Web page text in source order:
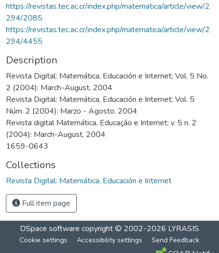
https://revistas.tec.ac.cr/index.php/matematica/article/view/2
294/2085
https://revistas.tec.ac.cr/index.php/matematica/article/view/2
294/4455
Description
Revista Digital: Matemática, Educación e Internet; Vol. 5 No.
2 (2004): March-August, 2004
Revista Digital: Matemática, Educación e Internet; Vol. 5
Núm. 2 (2004): Marzo - Agosto. 2004
Revista digital Matemática, Educação e Internet; v. 5 n. 2
(2004): March-August, 2004
1659-0643
Collections
Revista Digital: Matemática, Educación e Internet
Full item page
DSpace software copyright © 2002-2026 LYRASIS
Cookie settings Accessibility settings Send Feedback